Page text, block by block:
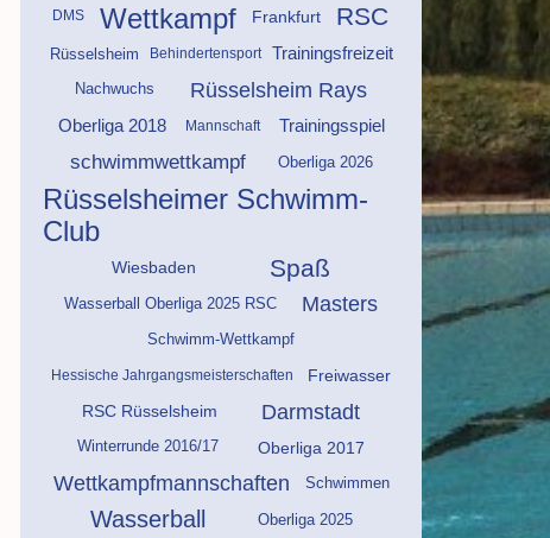
DMS Wettkampf Frankfurt RSC
Rüsselsheim Behindertensport Trainingsfreizeit
Nachwuchs Rüsselsheim Rays
Oberliga 2018 Mannschaft Trainingsspiel
schwimmwettkampf Oberliga 2026
Rüsselsheimer Schwimm-
Club
Wiesbaden Spaß
Wasserball Oberliga 2025 RSC Masters
Schwimm-Wettkampf
Hessische Jahrgangsmeisterschaften
Freiwasser
RSC Rüsselsheim
Darmstadt
Winterrunde 2016/17 Oberliga 2017
Wettkampfmannschaften Schwimmen
Wasserball Oberliga 2025